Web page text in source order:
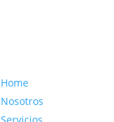
Home
Nosotros
Servicios